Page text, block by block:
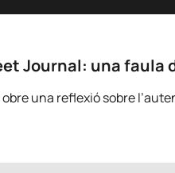
Journal: una faula
una reflexió sobre